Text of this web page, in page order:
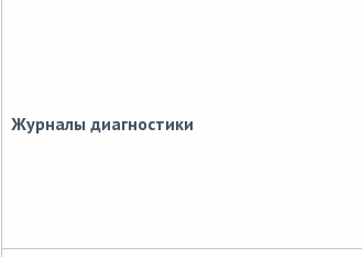
Журналы диагностики